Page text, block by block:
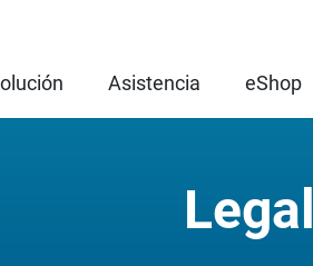
Asistencia eShop
Legal